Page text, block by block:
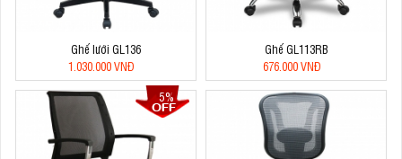
Ghế lưới GL136
1.030.000 VNĐ
Ghế GL113RB
676.000 VNĐ
5%